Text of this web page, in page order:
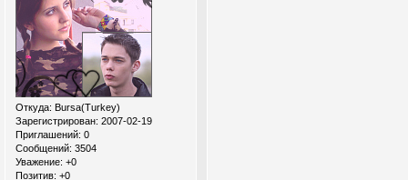
Откуда: Bursa(Turkey)
Зарегистрирован: 2007-02-19
Приглашений: 0
Сообщений: 3504
Уважение: +0
Позитив: +0